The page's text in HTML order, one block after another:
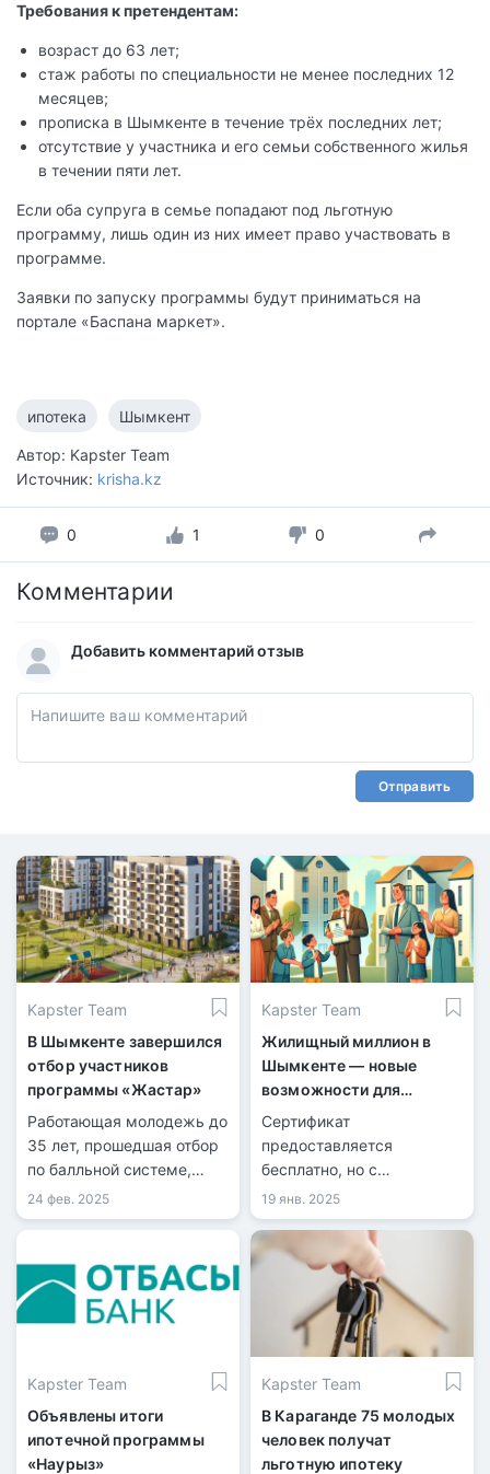
Требования к претендентам:
возраст до 63 лет;
стаж работы по специальности не менее последних 12
месяцев;
прописка в Шымкенте в течение трёх последних лет;
отсутствие у участника и его семьи собственного жилья
в течении пяти лет.
Если оба супруга в семье попадают под льготную
программу, лишь один из них имеет право участвовать в
программе.
Заявки по запуску программы будут приниматься на
портале «Баспана маркет».
ипотека Шымкент
Автор: Kapster Team
Источник: krisha.kz
0 1 0
Комментарии
Добавить комментарий отзыв
Отправить
Kapster Team
В Шымкенте завершился
отбор участников
программы «Жастар»
Работающая молодежь до
35 лет, прошедшая отбор
по балльной системе,
получила SMS-
уведомления и в
заключит договоры
аренды жилья сроком на
три года.
24 фев. 2025
Kapster Team
Жилищный миллион в
Шымкенте — новые
возможности для
горожан
Сертификат
предоставляется
бесплатно, но с
ограничениями.
19 янв. 2025
Kapster Team
Объявлены итоги
ипотечной программы
«Наурыз»
Kapster Team
В Караганде 75 молодых
человек получат
льготную ипотеку